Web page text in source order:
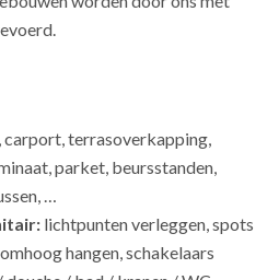
carport, terrasoverkapping,
parket, beursstanden,
…
lichtpunten verleggen, spots
hangen, schakelaars